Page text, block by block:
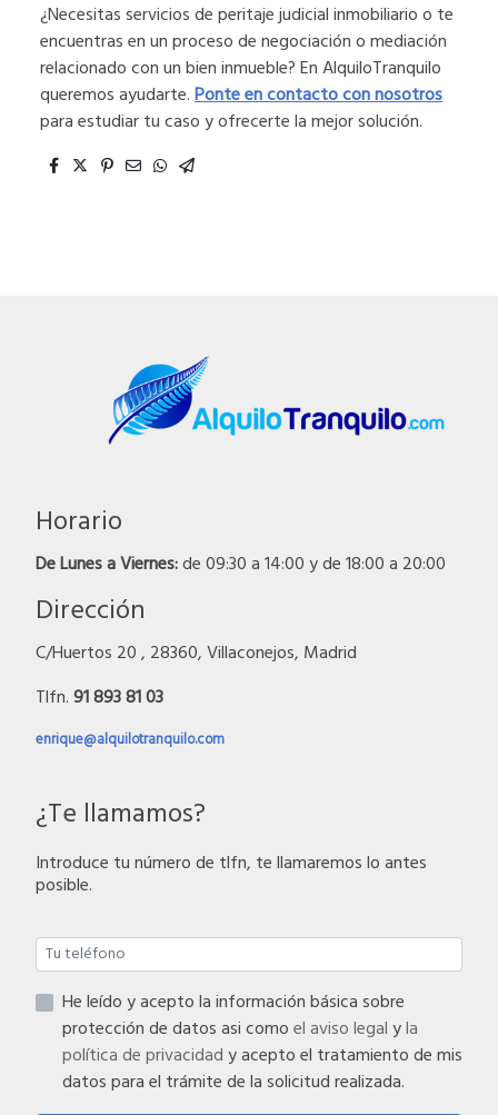
¿Necesitas servicios de peritaje judicial inmobiliario o te
encuentras en un proceso de negociación o mediación
relacionado con un bien inmueble? En AlquiloTranquilo
queremos ayudarte.Ponte en contacto con nosotros
para estudiar tu caso y ofrecerte la mejor solución.
Horario
De Lunes a Viernes:de 09:30 a 14:00 y de 18:00 a 20:00
Dirección
C/Huertos 20 , 28360, Villaconejos, Madrid
Tlfn.91 893 81 03
enrique@alquilotranquilo.com
¿Te llamamos?
Introduce tu número de tlfn, te llamaremos lo antes
posible.
He leído y acepto la información básica sobre
protección de datos asi comoel aviso legalyla
política de privacidady acepto el tratamiento de mis
datos para el trámite de la solicitud realizada.